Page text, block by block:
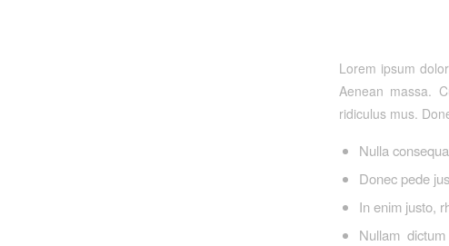
Lorem ipsum
Aenean massa.
ridiculus mus.
Nulla
Donec pede
In enim justo,
Nullam